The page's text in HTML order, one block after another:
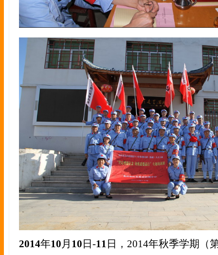
2014年10 月 10 日-11 日， 2014年秋季学期（